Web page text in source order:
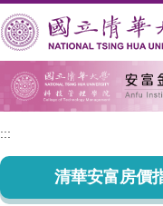
跳
到
主
要
內
容
:::
清華安富房價